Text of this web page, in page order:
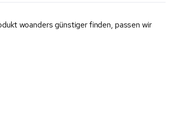
woanders günstiger finden, passen wir